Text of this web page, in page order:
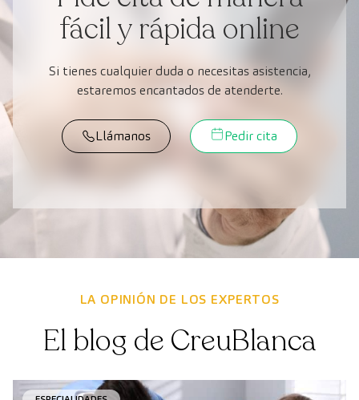
fácil y rápida online
Si tienes cualquier duda o necesitas asistencia,
estaremos encantados de atenderte.
Llámanos Pedir cita
LA OPINIÓN DE LOS EXPERTOS
El blog de CreuBlanca